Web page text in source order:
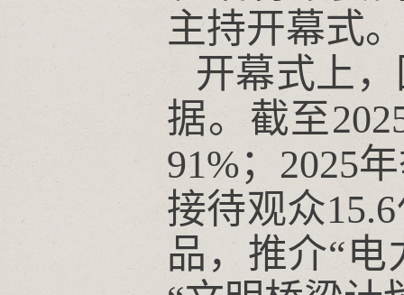
主持开幕式。
开幕式上
据。截至
91%；2025
接待观众
品，推介“电